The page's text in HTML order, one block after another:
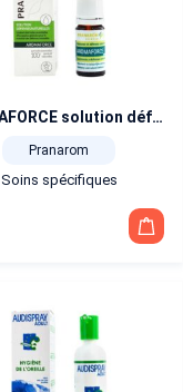
AROMAFORCE solution défenses naturelles 5 ml
Pranarom
Soins spécifiques